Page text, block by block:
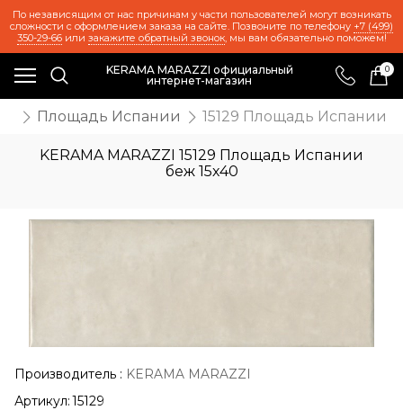
По независящим от нас причинам у части пользователей могут возникать
сложности с оформлением заказа на сайте. Позвоните по телефону +7 (499)
350-29-66или закажите обратный звонок, мы вам обязательно поможем!
KERAMA MARAZZI официальный
интернет-магазин
0
Площадь Испании 15129 Площадь Испании
KERAMA MARAZZI 15129 Площадь Испании
беж 15х40
Производитель : KERAMA MARAZZI
Артикул: 15129